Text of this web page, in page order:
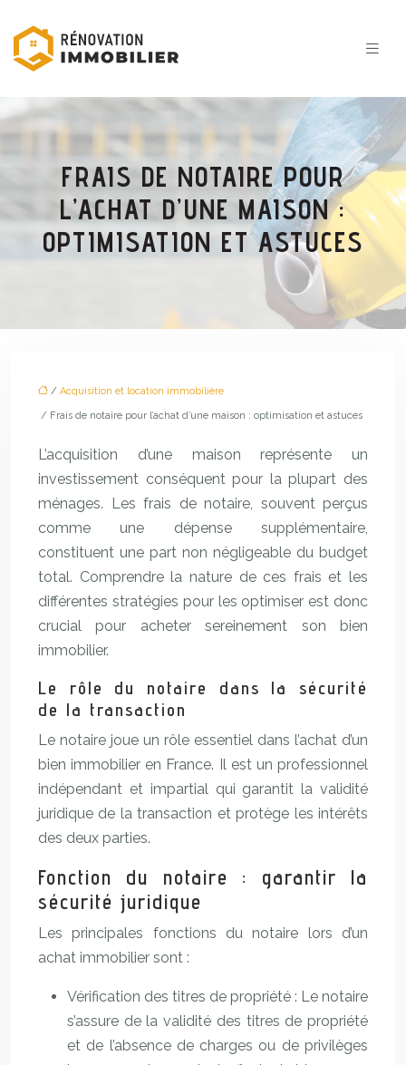
FRAIS DE NOTAIRE POUR
L’ACHAT D’UNE MAISON :
OPTIMISATION ET ASTUCES
/ Acquisition et location immobilière
/ Frais de notaire pour l’achat d’une maison : optimisation et astuces
L’acquisition d’une maison représente un
investissement conséquent pour la plupart des
ménages. Les frais de notaire, souvent perçus
comme une dépense supplémentaire,
constituent une part non négligeable du budget
total. Comprendre la nature de ces frais et les
différentes stratégies pour les optimiser est donc
crucial pour acheter sereinement son bien
immobilier.
Le rôle du notaire dans la sécurité
de la transaction
Le notaire joue un rôle essentiel dans l’achat d’un
bien immobilier en France. Il est un professionnel
indépendant et impartial qui garantit la validité
juridique de la transaction et protège les intérêts
des deux parties.
Fonction du notaire : garantir la
sécurité juridique
Les principales fonctions du notaire lors d’un
achat immobilier sont :
Vérification des titres de propriété : Le notaire
s’assure de la validité des titres de propriété
et de l’absence de charges ou de privilèges